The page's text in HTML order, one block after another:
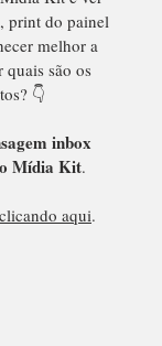
print do painel
melhor a
quais são os
👇
inbox
Mídia Kit.
clicando aqui.